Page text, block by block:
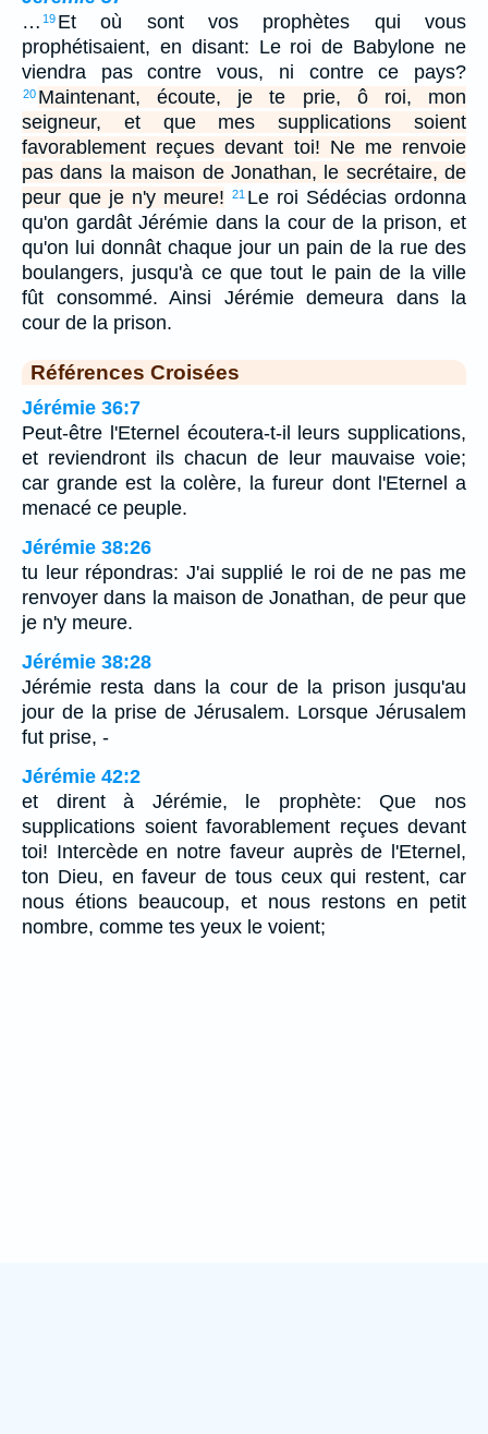
… 19 Et où sont vos prophètes qui vous
prophétisaient, en disant: Le roi de Babylone ne
viendra pas contre vous, ni contre ce pays?
20 Maintenant, écoute, je te prie, ô roi, mon
seigneur, et que mes supplications soient
favorablement reçues devant toi! Ne me renvoie
pas dans la maison de Jonathan, le secrétaire, de
peur que je n'y meure!
21 Le roi Sédécias ordonna
qu'on gardât Jérémie dans la cour de la prison, et
qu'on lui donnât chaque jour un pain de la rue des
boulangers, jusqu'à ce que tout le pain de la ville
fût consommé. Ainsi Jérémie demeura dans la
cour de la prison.
Références Croisées
Jérémie 36:7
Peut-être l'Eternel écoutera-t-il leurs supplications,
et reviendront ils chacun de leur mauvaise voie;
car grande est la colère, la fureur dont l'Eternel a
menacé ce peuple.
Jérémie 38:26
tu leur répondras: J'ai supplié le roi de ne pas me
renvoyer dans la maison de Jonathan, de peur que
je n'y meure.
Jérémie 38:28
Jérémie resta dans la cour de la prison jusqu'au
jour de la prise de Jérusalem. Lorsque Jérusalem
fut prise, -
Jérémie 42:2
et dirent à Jérémie, le prophète: Que nos
supplications soient favorablement reçues devant
toi! Intercède en notre faveur auprès de l'Eternel,
ton Dieu, en faveur de tous ceux qui restent, car
nous étions beaucoup, et nous restons en petit
nombre, comme tes yeux le voient;